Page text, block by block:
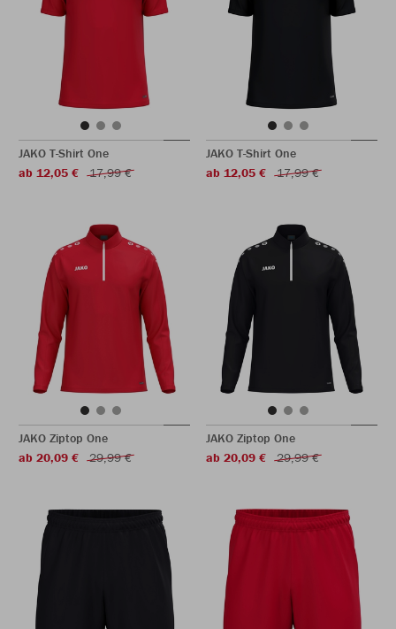
JAKO T-Shirt One
ab 12,05 €
17,99 €
JAKO T-Shirt One
ab 12,05 €
17,99 €
JAKO Ziptop One
ab 20,09 €
29,99 €
JAKO Ziptop One
ab 20,09 €
29,99 €